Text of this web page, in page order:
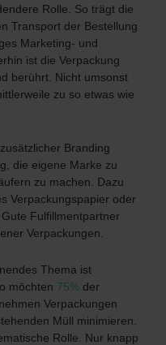
Rolle. So trägt die
Transport der Bestellung
Marketing- und
ist die Verpackung
berührt. Nicht umsonst
zu so etwas wie
Branding
die eigene Marke zu
zu machen. Dazu
Verpackungspapier oder
Fulfillmentpartner
Verpackungen.
Thema ist
möchten 75% der
Verpackungen
Müll minimieren.
Rolle. Nur knapp